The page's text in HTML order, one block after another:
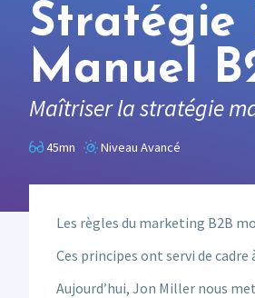
Stratégie
Manuel
Maîtriser la stratégie
45mn Niveau Avancé
Les règles du marketing B2B
Ces principes ont servi de
Aujourd’hui, Jon Miller nous